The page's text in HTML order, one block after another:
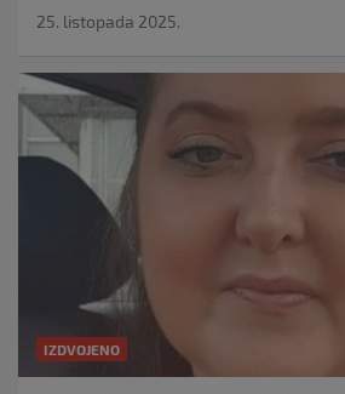
25. listopada 2025.
IZDVOJENO